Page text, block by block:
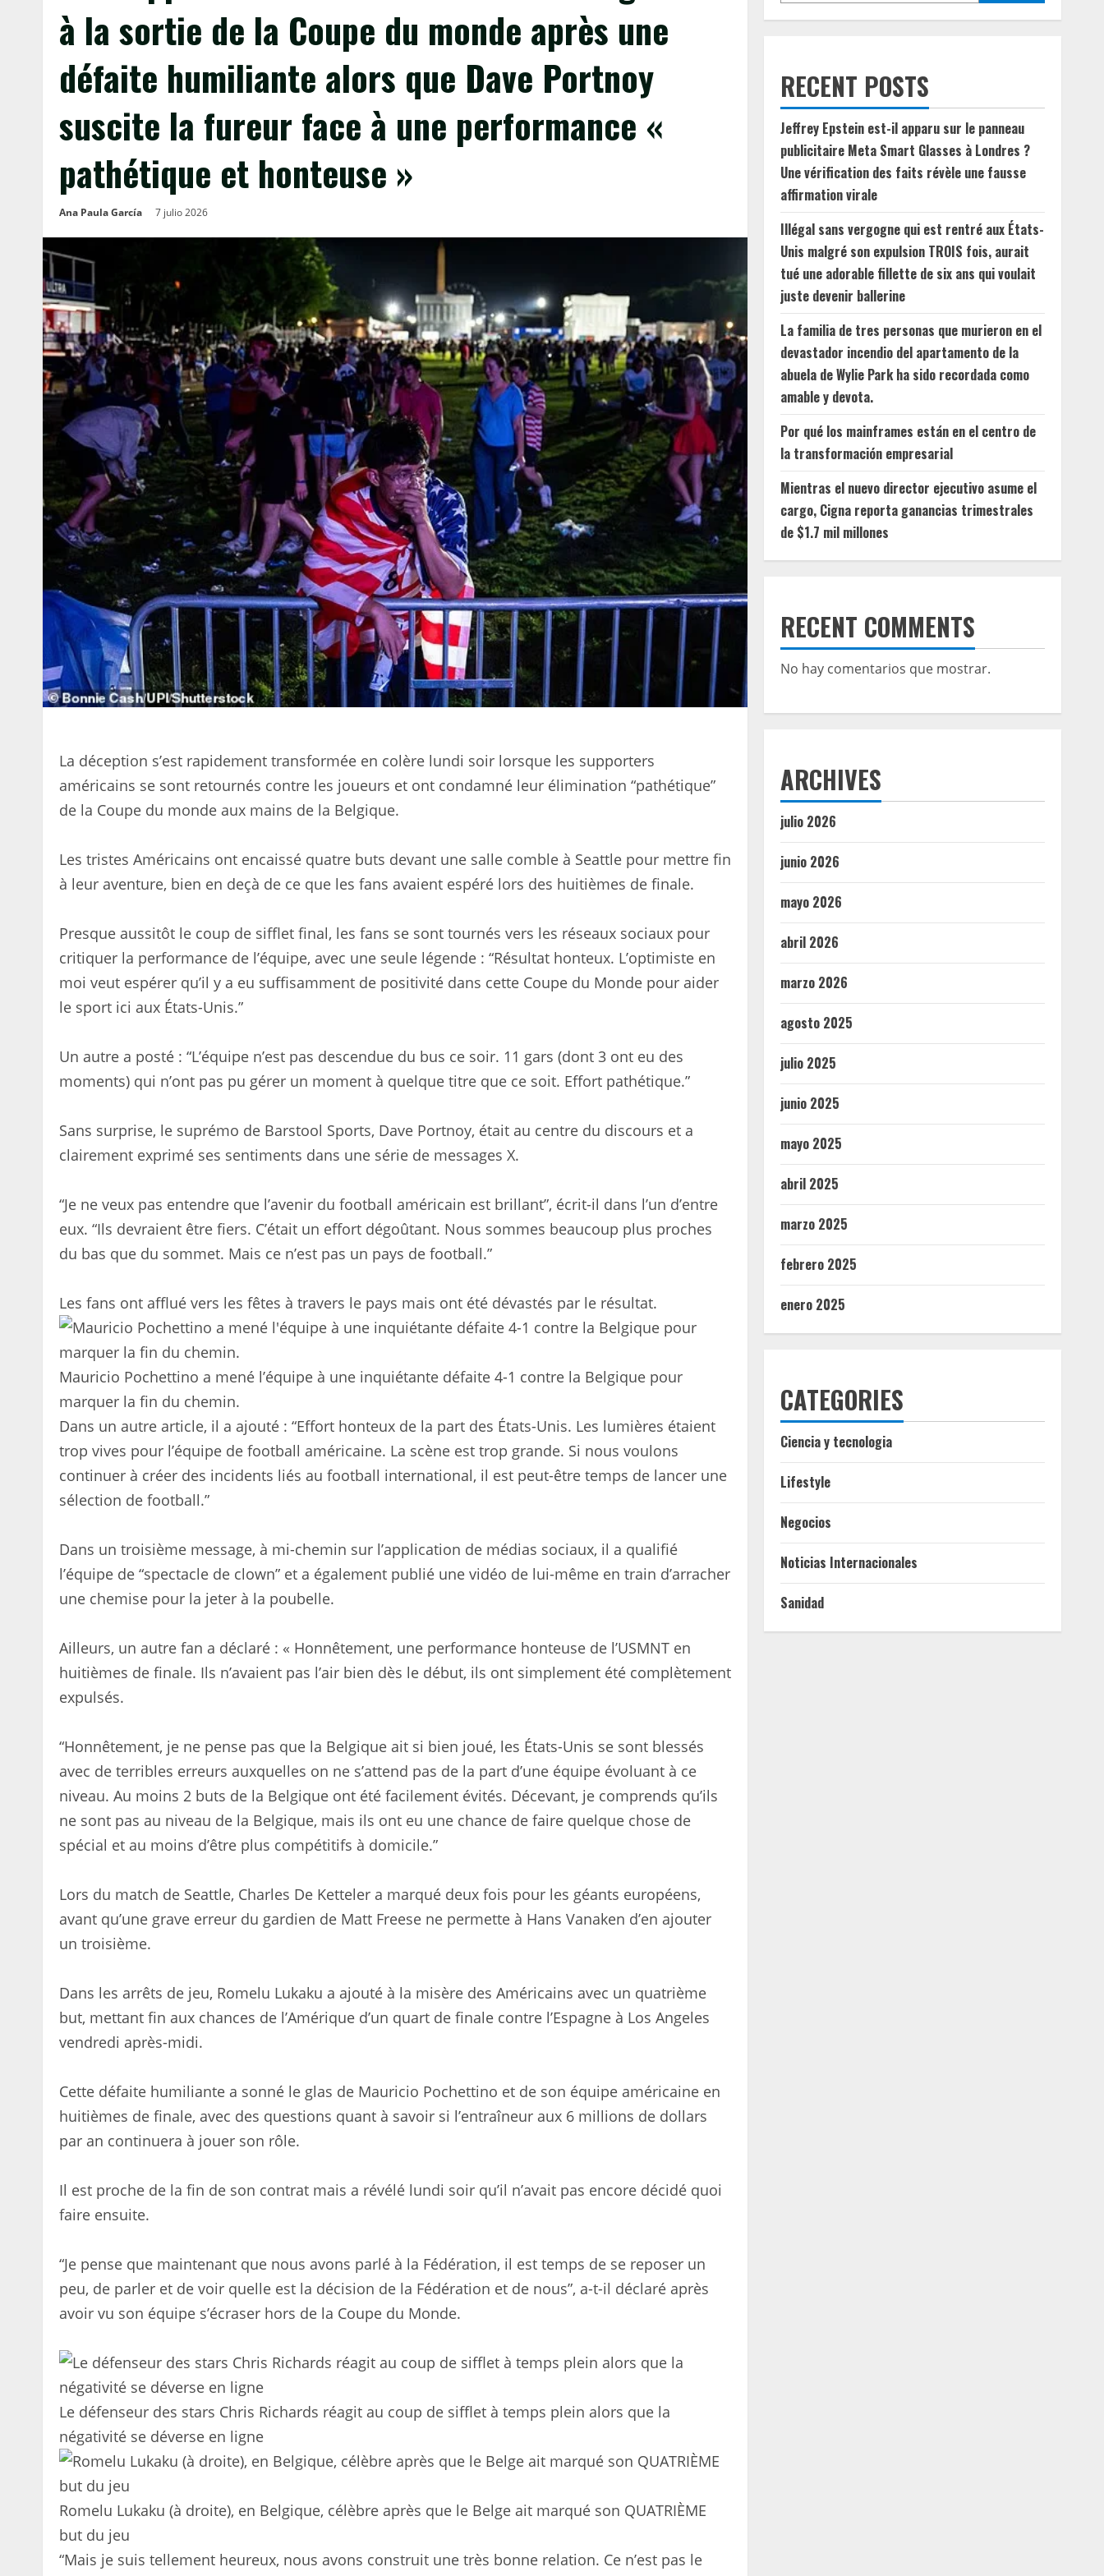
à la sortie de la Coupe du monde après une
défaite humiliante alors que Dave Portnoy
suscite la fureur face à une performance «
pathétique et honteuse »
Ana Paula García 7 julio 2026
La déception s’est rapidement transformée en colère lundi soir lorsque les supporters
américains se sont retournés contre les joueurs et ont condamné leur élimination “pathétique”
de la Coupe du monde aux mains de la Belgique.
Les tristes Américains ont encaissé quatre buts devant une salle comble à Seattle pour mettre fin
à leur aventure, bien en deçà de ce que les fans avaient espéré lors des huitièmes de finale.
Presque aussitôt le coup de sifflet final, les fans se sont tournés vers les réseaux sociaux pour
critiquer la performance de l’équipe, avec une seule légende : “Résultat honteux. L’optimiste en
moi veut espérer qu’il y a eu suffisamment de positivité dans cette Coupe du Monde pour aider
le sport ici aux États-Unis.”
Un autre a posté : “L’équipe n’est pas descendue du bus ce soir. 11 gars (dont 3 ont eu des
moments) qui n’ont pas pu gérer un moment à quelque titre que ce soit. Effort pathétique.”
Sans surprise, le suprémo de Barstool Sports, Dave Portnoy, était au centre du discours et a
clairement exprimé ses sentiments dans une série de messages X.
“Je ne veux pas entendre que l’avenir du football américain est brillant”, écrit-il dans l’un d’entre
eux. “Ils devraient être fiers. C’était un effort dégoûtant. Nous sommes beaucoup plus proches
du bas que du sommet. Mais ce n’est pas un pays de football.”
Les fans ont afflué vers les fêtes à travers le pays mais ont été dévastés par le résultat.
Mauricio Pochettino a mené l’équipe à une inquiétante défaite 4-1 contre la Belgique pour
marquer la fin du chemin.
Dans un autre article, il a ajouté : “Effort honteux de la part des États-Unis. Les lumières étaient
trop vives pour l’équipe de football américaine. La scène est trop grande. Si nous voulons
continuer à créer des incidents liés au football international, il est peut-être temps de lancer une
sélection de football.”
Dans un troisième message, à mi-chemin sur l’application de médias sociaux, il a qualifié
l’équipe de “spectacle de clown” et a également publié une vidéo de lui-même en train d’arracher
une chemise pour la jeter à la poubelle.
Ailleurs, un autre fan a déclaré : « Honnêtement, une performance honteuse de l’USMNT en
huitièmes de finale. Ils n’avaient pas l’air bien dès le début, ils ont simplement été complètement
expulsés.
“Honnêtement, je ne pense pas que la Belgique ait si bien joué, les États-Unis se sont blessés
avec de terribles erreurs auxquelles on ne s’attend pas de la part d’une équipe évoluant à ce
niveau. Au moins 2 buts de la Belgique ont été facilement évités. Décevant, je comprends qu’ils
ne sont pas au niveau de la Belgique, mais ils ont eu une chance de faire quelque chose de
spécial et au moins d’être plus compétitifs à domicile.”
Lors du match de Seattle, Charles De Ketteler a marqué deux fois pour les géants européens,
avant qu’une grave erreur du gardien de Matt Freese ne permette à Hans Vanaken d’en ajouter
un troisième.
Dans les arrêts de jeu, Romelu Lukaku a ajouté à la misère des Américains avec un quatrième
but, mettant fin aux chances de l’Amérique d’un quart de finale contre l’Espagne à Los Angeles
vendredi après-midi.
Cette défaite humiliante a sonné le glas de Mauricio Pochettino et de son équipe américaine en
huitièmes de finale, avec des questions quant à savoir si l’entraîneur aux 6 millions de dollars
par an continuera à jouer son rôle.
Il est proche de la fin de son contrat mais a révélé lundi soir qu’il n’avait pas encore décidé quoi
faire ensuite.
“Je pense que maintenant que nous avons parlé à la Fédération, il est temps de se reposer un
peu, de parler et de voir quelle est la décision de la Fédération et de nous”, a-t-il déclaré après
avoir vu son équipe s’écraser hors de la Coupe du Monde.
Le défenseur des stars Chris Richards réagit au coup de sifflet à temps plein alors que la
négativité se déverse en ligne
Romelu Lukaku (à droite), en Belgique, célèbre après que le Belge ait marqué son QUATRIÈME
but du jeu
“Mais je suis tellement heureux, nous avons construit une très bonne relation. Ce n’est pas le
RECENT POSTS
Jeffrey Epstein est-il apparu sur le panneau
publicitaire Meta Smart Glasses à Londres ?
Une vérification des faits révèle une fausse
affirmation virale
Illégal sans vergogne qui est rentré aux États-
Unis malgré son expulsion TROIS fois, aurait
tué une adorable fillette de six ans qui voulait
juste devenir ballerine
La familia de tres personas que murieron en el
devastador incendio del apartamento de la
abuela de Wylie Park ha sido recordada como
amable y devota.
Por qué los mainframes están en el centro de
la transformación empresarial
Mientras el nuevo director ejecutivo asume el
cargo, Cigna reporta ganancias trimestrales
de $1.7 mil millones
RECENT COMMENTS
No hay comentarios que mostrar.
ARCHIVES
julio 2026
junio 2026
mayo 2026
abril 2026
marzo 2026
agosto 2025
julio 2025
junio 2025
mayo 2025
abril 2025
marzo 2025
febrero 2025
enero 2025
CATEGORIES
Ciencia y tecnologia
Lifestyle
Negocios
Noticias Internacionales
Sanidad